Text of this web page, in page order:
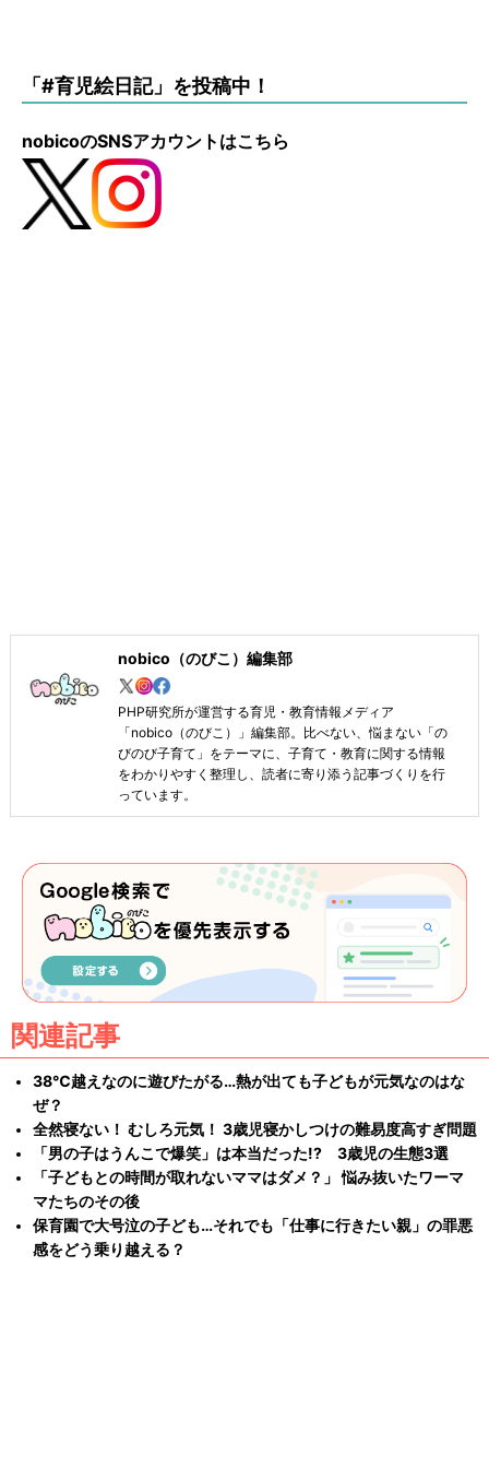
「#育児絵日記」を投稿中！
nobicoのSNSアカウントはこちら
nobico（のびこ）編集部
PHP研究所が運営する育児・教育情報メディア
「nobico（のびこ）」編集部。比べない、悩まない「の
びのび子育て」をテーマに、子育て・教育に関する情報
をわかりやすく整理し、読者に寄り添う記事づくりを行
っています。
関連記事
38℃越えなのに遊びたがる…熱が出ても子どもが元気なのはな
ぜ？
全然寝ない！ むしろ元気！ 3歳児寝かしつけの難易度高すぎ問題
「男の子はうんこで爆笑」は本当だった!? 3歳児の生態3選
「子どもとの時間が取れないママはダメ？」 悩み抜いたワーマ
マたちのその後
保育園で大号泣の子ども…それでも「仕事に行きたい親」の罪悪
感をどう乗り越える？